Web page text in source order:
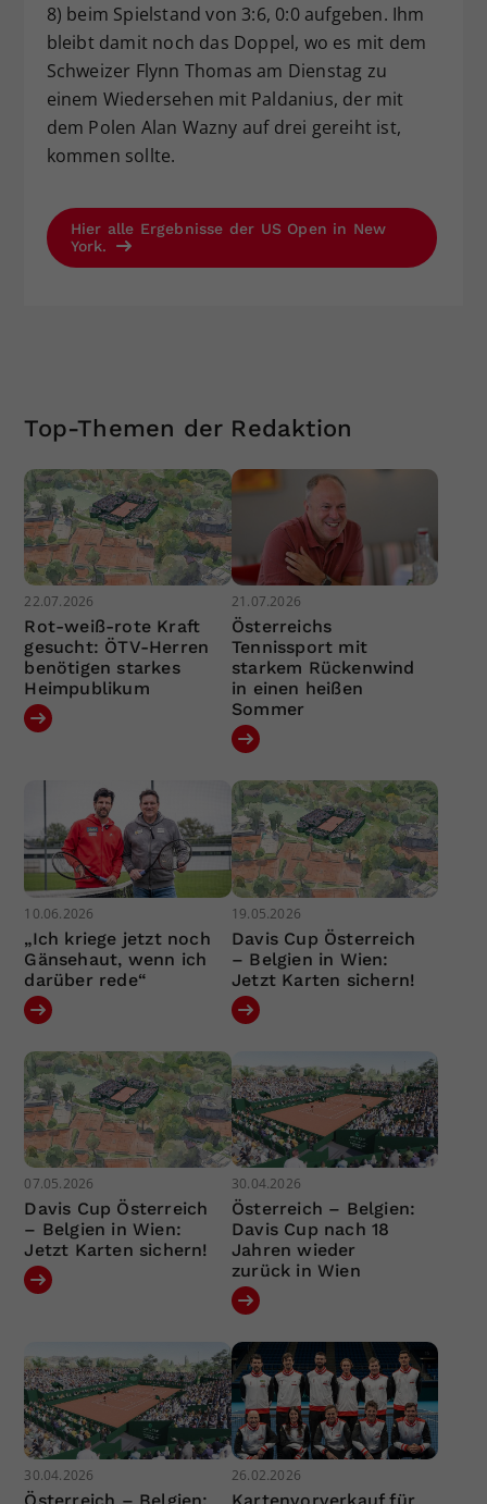
8) beim Spielstand von 3:6, 0:0 aufgeben. Ihm
bleibt damit noch das Doppel, wo es mit dem
Schweizer Flynn Thomas am Dienstag zu
einem Wiedersehen mit Paldanius, der mit
dem Polen Alan Wazny auf drei gereiht ist,
kommen sollte.
Hier alle Ergebnisse der US Open in New
York.
Top-Themen der Redaktion
22.07.2026
Rot-weiß-rote Kraft
gesucht: ÖTV-Herren
benötigen starkes
Heimpublikum
21.07.2026
Österreichs
Tennissport mit
starkem Rückenwind
in einen heißen
Sommer
10.06.2026
„Ich kriege jetzt noch
Gänsehaut, wenn ich
darüber rede“
19.05.2026
Davis Cup Österreich
– Belgien in Wien:
Jetzt Karten sichern!
07.05.2026
Davis Cup Österreich
– Belgien in Wien:
Jetzt Karten sichern!
30.04.2026
Österreich – Belgien:
Davis Cup nach 18
Jahren wieder
zurück in Wien
30.04.2026 26.02.2026